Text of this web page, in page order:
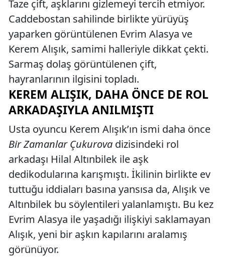
Taze çift, aşklarını gizlemeyi tercih etmiyor.
Caddebostan sahilinde birlikte yürüyüş
yaparken görüntülenen Evrim Alasya ve
Kerem Alışık, samimi halleriyle dikkat çekti.
Sarmaş dolaş görüntülenen çift,
hayranlarının ilgisini topladı.
KEREM ALIŞIK, DAHA ÖNCE DE ROL
ARKADAŞIYLA ANILMIŞTI
Usta oyuncu Kerem Alışık’ın ismi daha önce
Bir Zamanlar Çukurova dizisindeki rol
arkadaşı Hilal Altınbilek ile aşk
dedikodularına karışmıştı. İkilinin birlikte ev
tuttuğu iddiaları basına yansısa da, Alışık ve
Altınbilek bu söylentileri yalanlamıştı. Bu kez
Evrim Alasya ile yaşadığı ilişkiyi saklamayan
Alışık, yeni bir aşkın kapılarını aralamış
görünüyor.